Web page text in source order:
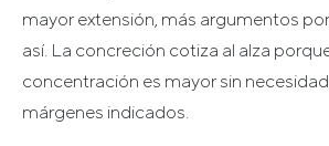
mayor extensión, más argumentos
así. La concreción cotiza al alza
concentración es mayor sin
márgenes indicados.